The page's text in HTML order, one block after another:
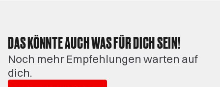
DAS KÖNNTE AUCH WAS FÜR DICH SEIN!
Noch mehr Empfehlungen warten auf
dich.